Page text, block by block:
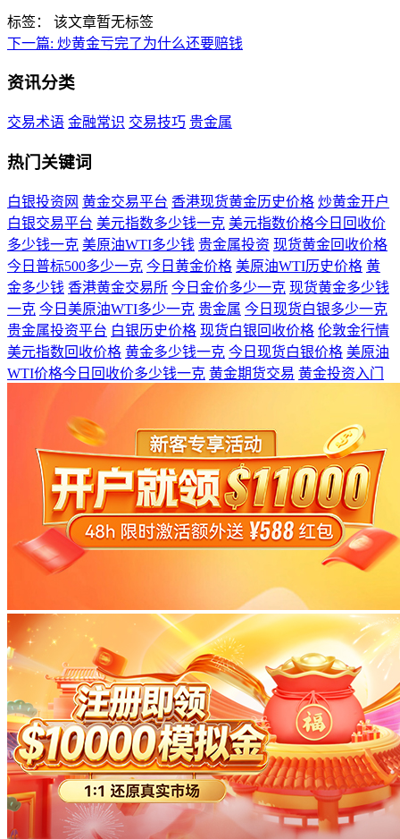
标签：
该文章暂无标签
下一篇: 炒黄金亏完了为什么还要赔钱
资讯分类
交易术语 金融常识 交易技巧 贵金属
热门关键词
白银投资网 黄金交易平台 香港现货黄金历史价格 炒黄金开户
白银交易平台 美元指数多少钱一克 美元指数价格今日回收价
多少钱一克 美原油WTI多少钱 贵金属投资 现货黄金回收价格
今日普标500多少一克 今日黄金价格 美原油WTI历史价格 黄
金多少钱 香港黄金交易所 今日金价多少一克 现货黄金多少钱
一克 今日美原油WTI多少一克 贵金属 今日现货白银多少一克
贵金属投资平台 白银历史价格 现货白银回收价格 伦敦金行情
美元指数回收价格 黄金多少钱一克 今日现货白银价格 美原油
WTI价格今日回收价多少钱一克 黄金期货交易 黄金投资入门